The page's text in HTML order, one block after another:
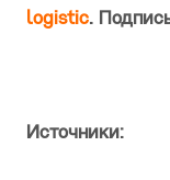
logistic.
Источники: